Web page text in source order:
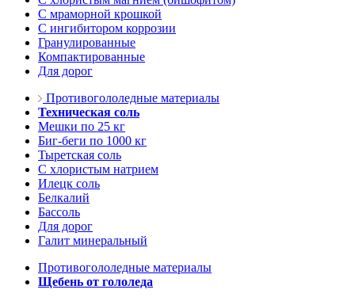
С мраморной крошкой
С ингибитором коррозии
Гранулированные
Компактированные
Для дорог
Противогололедные материалы
Техническая соль
Мешки по 25 кг
Биг-беги по 1000 кг
Тыретская соль
С хлористым натрием
Илецк соль
Белкалий
Бассоль
Для дорог
Галит минеральный
Противогололедные материалы
Щебень от гололеда